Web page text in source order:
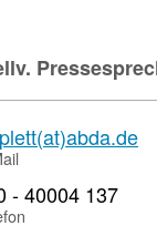
- 40004 137